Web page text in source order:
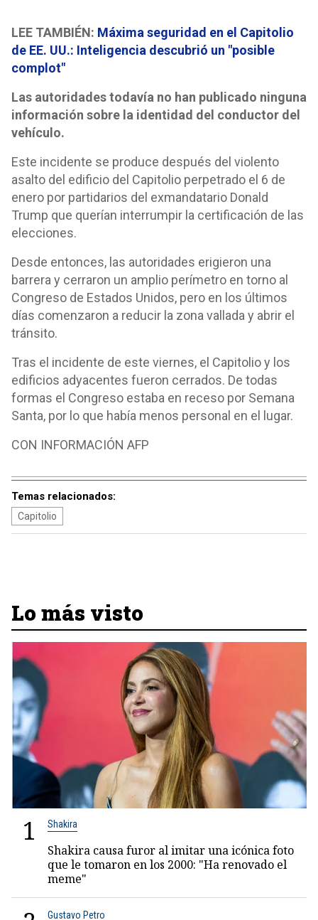
LEE TAMBIÉN: Máxima seguridad en el Capitolio
de EE. UU.: Inteligencia descubrió un "posible
complot"
Las autoridades todavía no han publicado ninguna
información sobre la identidad del conductor del
vehículo.
Este incidente se produce después del violento
asalto del edificio del Capitolio perpetrado el 6 de
enero por partidarios del exmandatario Donald
Trump que querían interrumpir la certificación de las
elecciones.
Desde entonces, las autoridades erigieron una
barrera y cerraron un amplio perímetro en torno al
Congreso de Estados Unidos, pero en los últimos
días comenzaron a reducir la zona vallada y abrir el
tránsito.
Tras el incidente de este viernes, el Capitolio y los
edificios adyacentes fueron cerrados. De todas
formas el Congreso estaba en receso por Semana
Santa, por lo que había menos personal en el lugar.
CON INFORMACIÓN AFP
Temas relacionados:
Capitolio
Lo más visto
1 Shakira
Shakira causa furor al imitar una icónica foto
que le tomaron en los 2000: "Ha renovado el
meme"
Gustavo Petro